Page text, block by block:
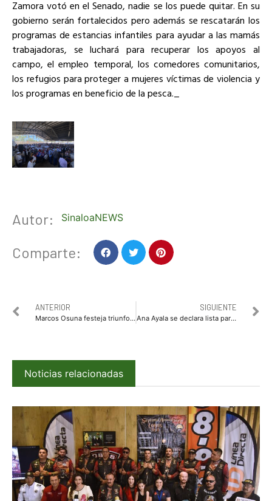
Zamora votó en el Senado, nadie se los puede quitar. En su
gobierno serán fortalecidos pero además se rescatarán los
programas de estancias infantiles para ayudar a las mamás
trabajadoras, se luchará para recuperar los apoyos al
campo, el empleo temporal, los comedores comunitarios,
los refugios para proteger a mujeres víctimas de violencia y
los programas en beneficio de la pesca._
Autor: SinaloaNEWS
Comparte:
ANTERIOR
Marcos Osuna festeja triunfo del debate con una gran caravana denominada “La Ruta de la Victoria”
SIGUIENTE
Ana Ayala se declara lista para el debate que organiza el INE
Noticias relacionadas